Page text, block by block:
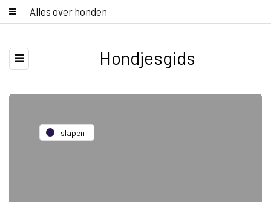
Alles over honden
Hondjesgids
slapen